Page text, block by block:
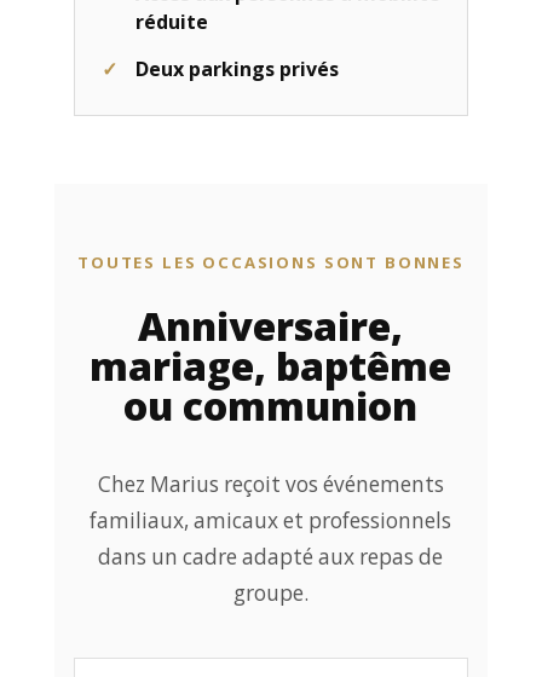
réduite
Deux parkings privés
TOUTES LES OCCASIONS SONT BONNES
Anniversaire,
mariage, baptême
ou communion
Chez Marius reçoit vos événements
familiaux, amicaux et professionnels
dans un cadre adapté aux repas de
groupe.